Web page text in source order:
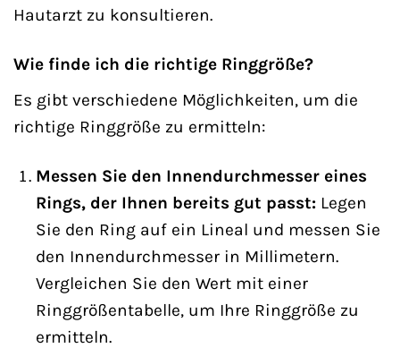
Hautarzt zu konsultieren.
Wie finde ich die richtige Ringgröße?
Es gibt verschiedene Möglichkeiten, um die
richtige Ringgröße zu ermitteln:
Messen Sie den Innendurchmesser eines
Rings, der Ihnen bereits gut passt:Legen
Sie den Ring auf ein Lineal und messen Sie
den Innendurchmesser in Millimetern.
Vergleichen Sie den Wert mit einer
Ringgrößentabelle, um Ihre Ringgröße zu
ermitteln.